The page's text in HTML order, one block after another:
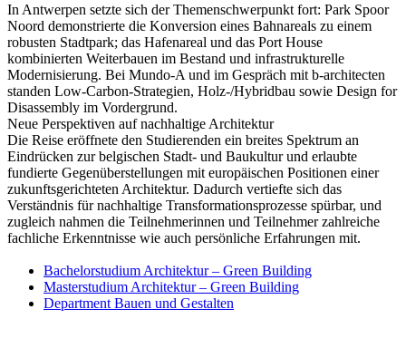
In Antwerpen setzte sich der Themenschwerpunkt fort: Park Spoor
Noord demonstrierte die Konversion eines Bahnareals zu einem
robusten Stadtpark; das Hafenareal und das Port House
kombinierten Weiterbauen im Bestand und infrastrukturelle
Modernisierung. Bei Mundo-A und im Gespräch mit b-architecten
standen Low-Carbon-Strategien, Holz-/Hybridbau sowie Design for
Disassembly im Vordergrund.
Neue Perspektiven auf nachhaltige Architektur
Die Reise eröffnete den Studierenden ein breites Spektrum an
Eindrücken zur belgischen Stadt- und Baukultur und erlaubte
fundierte Gegenüberstellungen mit europäischen Positionen einer
zukunftsgerichteten Architektur. Dadurch vertiefte sich das
Verständnis für nachhaltige Transformationsprozesse spürbar, und
zugleich nahmen die Teilnehmerinnen und Teilnehmer zahlreiche
fachliche Erkenntnisse wie auch persönliche Erfahrungen mit.
Bachelorstudium Architektur – Green Building
Masterstudium Architektur – Green Building
Department Bauen und Gestalten